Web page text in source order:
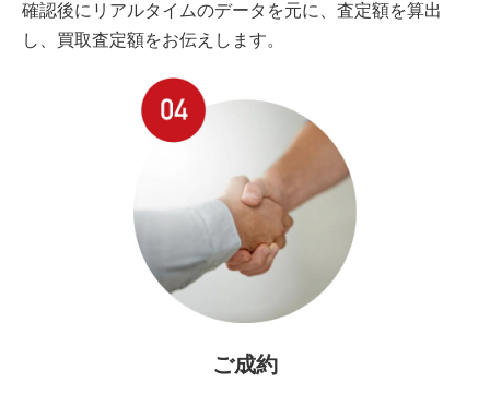
確認後にリアルタイムのデータを元に、査定額を算出
し、買取査定額をお伝えします。
ご成約